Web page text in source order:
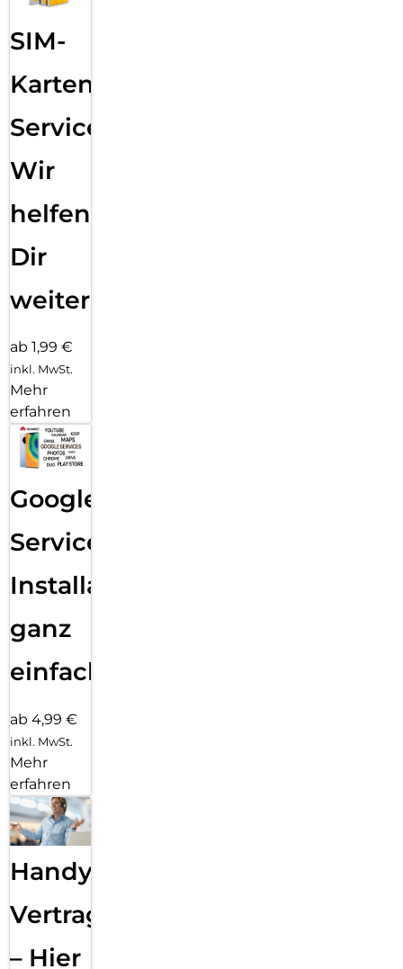
SIM-
Karten
Service:
Wir
helfen
Dir
weiter
ab 1,99 €
inkl. MwSt.
Mehr
erfahren
Google
Services
Installation
ganz
einfach
ab 4,99 €
inkl. MwSt.
Mehr
erfahren
Handy
Vertragsabwicklung
– Hier